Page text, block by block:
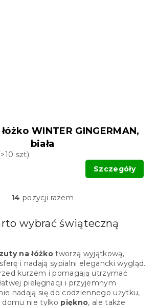
WINTER GINGERMAN,
biała
szt)
Szczegóły
K
n
o
l
k
i
l
i
14 pozycji razem
wybrać świąteczną
na łóżko tworzą wyjątkową,
i nadają sypialni elegancki wygląd.
kurzem i pomagają utrzymać
pielęgnacji i przyjemnym
nadają się do codziennego użytku,
domu nie tylko piękno, ale także